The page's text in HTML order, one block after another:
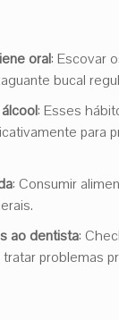
oral: Escovar
bucal
: Esses
para
: Consumir
ao dentista:
problemas